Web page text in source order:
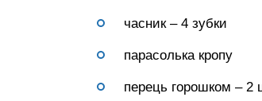
часник – 4 зубки
парасолька кропу
перець горошком – 2